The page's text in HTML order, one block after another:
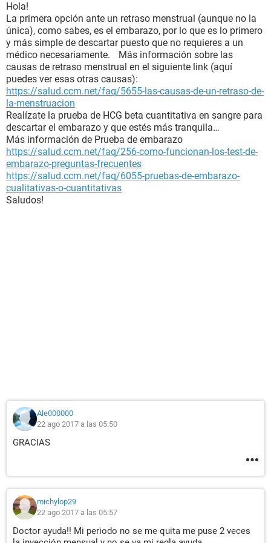
Hola!
La primera opción ante un retraso menstrual (aunque no la
única), como sabes, es el embarazo, por lo que es lo primero
y más simple de descartar puesto que no requieres a un
médico necesariamente. Más información sobre las
causas de retraso menstrual en el siguiente link (aquí
puedes ver esas otras causas):
https://salud.ccm.net/faq/5655-las-causas-de-un-retraso-de-
la-menstruacion
Realízate la prueba de HCG beta cuantitativa en sangre para
descartar el embarazo y que estés más tranquila…
Más información de Prueba de embarazo
https://salud.ccm.net/faq/256-como-funcionan-los-test-de-
embarazo-preguntas-frecuentes
https://salud.ccm.net/faq/6055-pruebas-de-embarazo-
cualitativas-o-cuantitativas
Saludos!
Ale000000
22 ago 2017 a las 05:50
GRACIAS
michylop29
22 ago 2017 a las 05:57
Doctor ayuda!! Mi periodo no se me quita me puse 2 veces